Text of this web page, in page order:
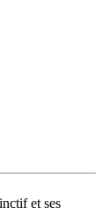
et ses